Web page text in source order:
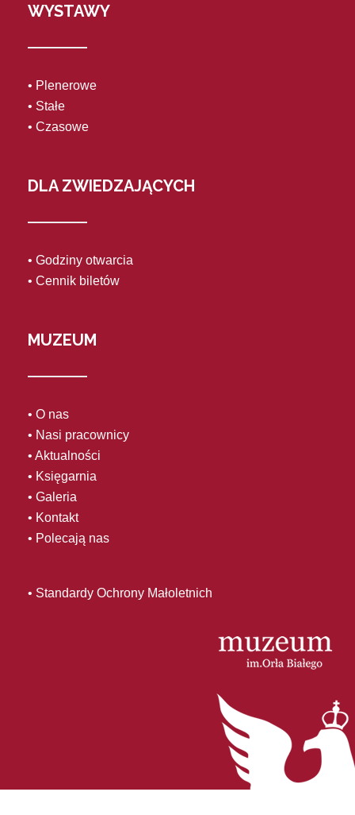
WYSTAWY
• Plenerowe
• Stałe
• Czasowe
DLA ZWIEDZAJĄCYCH
• Godziny otwarcia
• Cennik biletów
MUZEUM
• O nas
• Nasi pracownicy
• Aktualności
• Księgarnia
• Galeria
• Kontakt
• Polecają nas
• Standardy Ochrony Małoletnich